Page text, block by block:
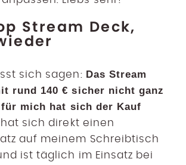
Stream Deck,
sich sagen: Das Stream
rund 140 € sicher nicht ganz
mich hat sich der Kauf
hat sich direkt einen
auf meinem Schreibtisch
ist täglich im Einsatz bei